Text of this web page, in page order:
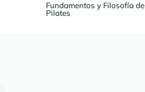
Fundamentos y Filosofía de
Pilates